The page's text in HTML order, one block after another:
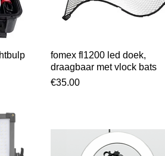
Snel overzicht
fomex fl1200 led doek,
draagbaar met vlock bats
Prijs
€35.00